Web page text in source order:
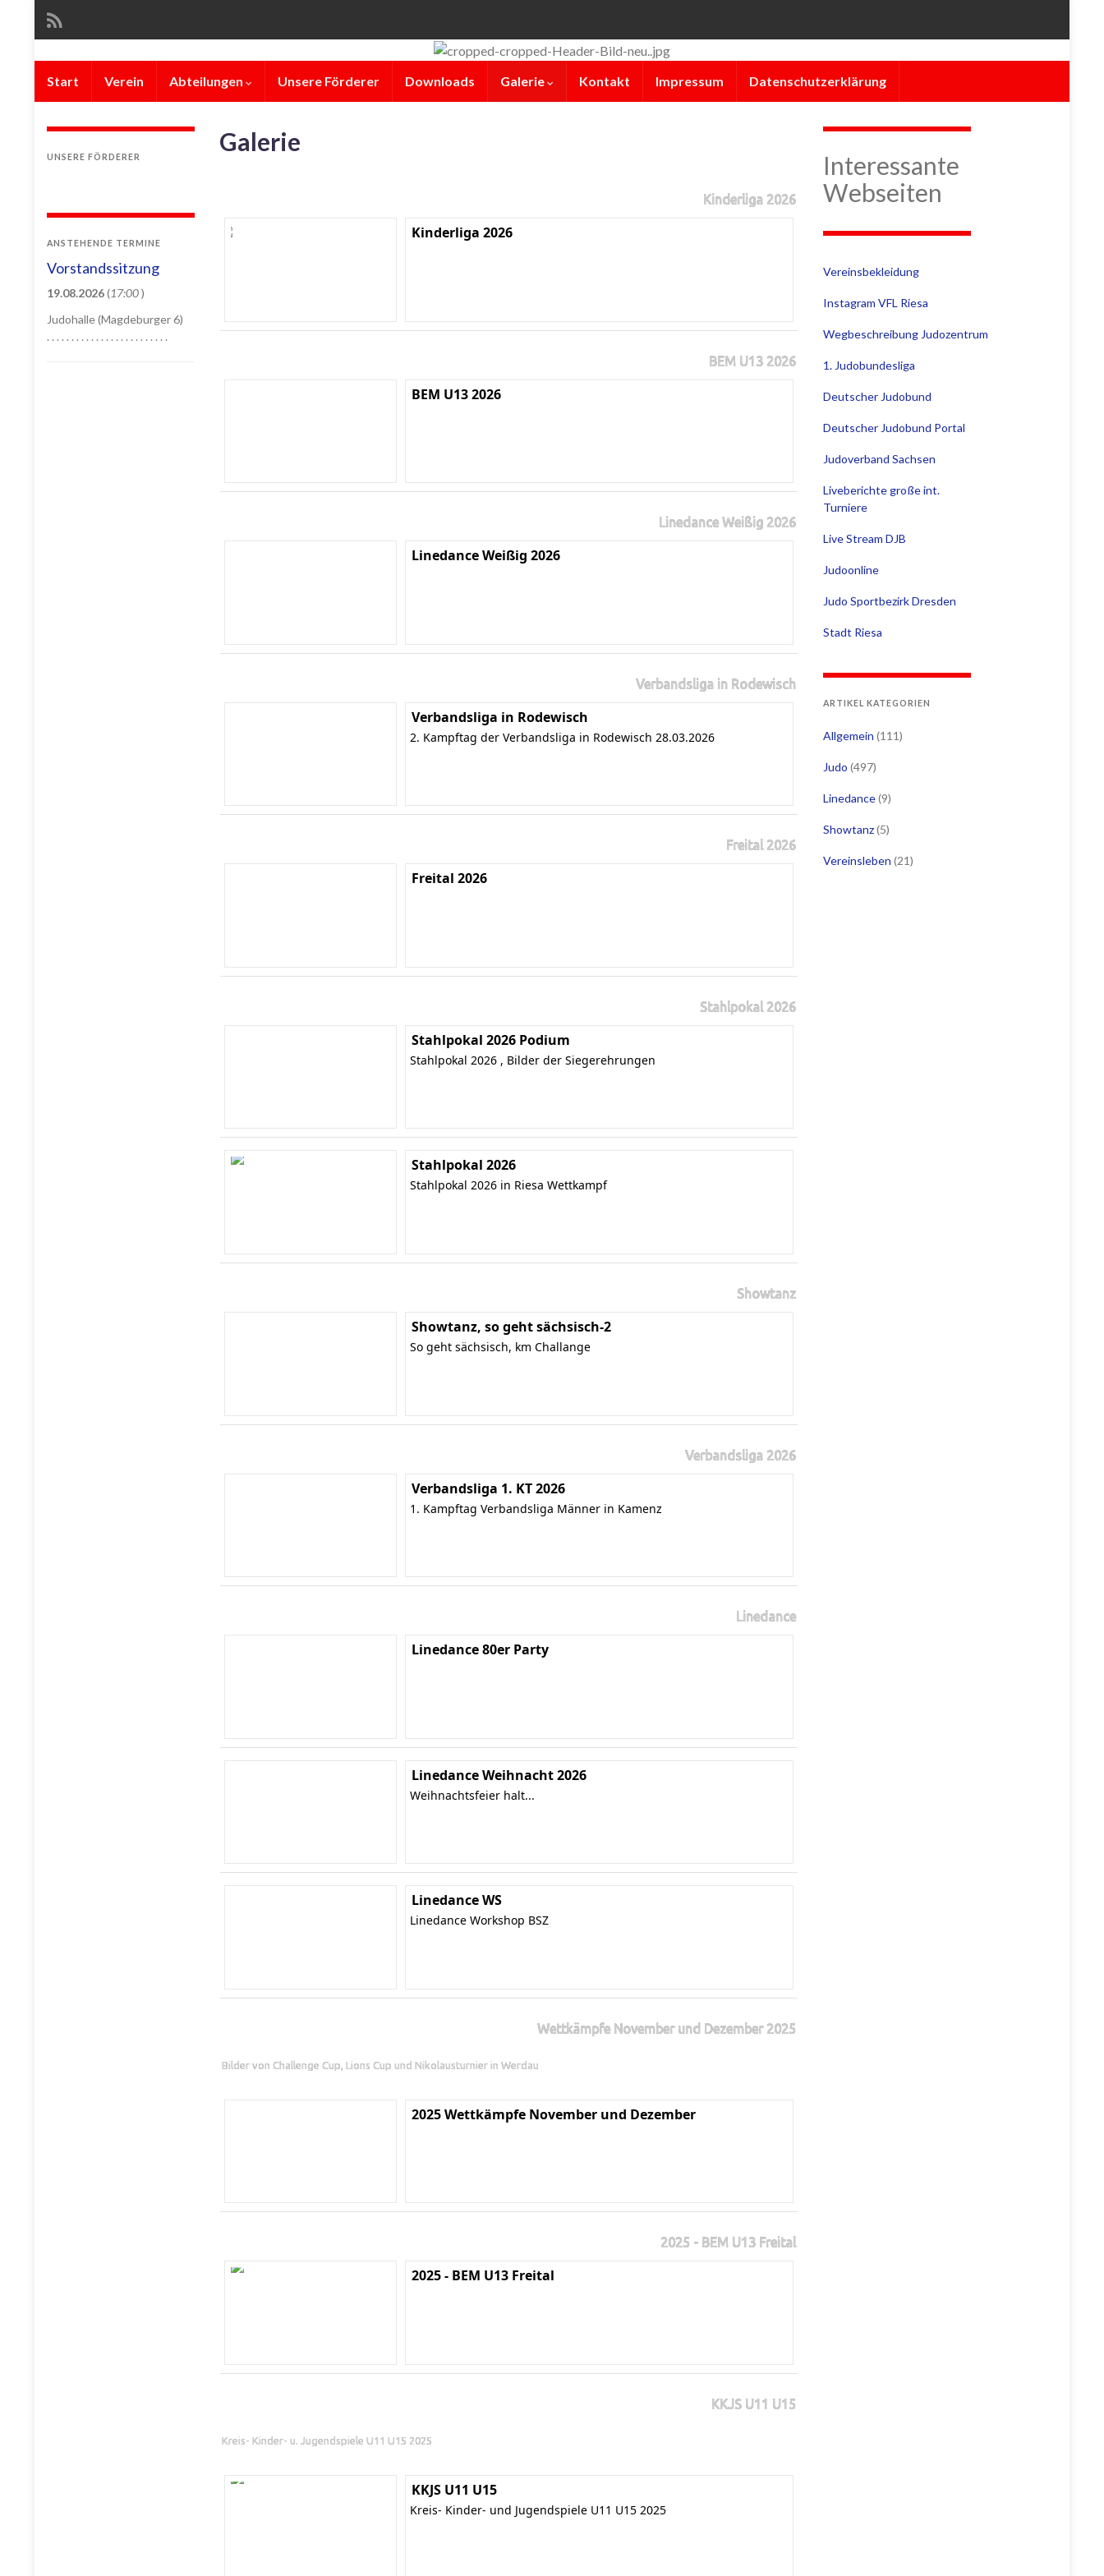
Start Verein Abteilungen Unsere Förderer Downloads Galerie Kontakt Impressum Datenschutzerklärung
Galerie
Kinderliga 2026
Kinderliga 2026
BEM U13 2026
BEM U13 2026
Linedance Weißig 2026
Linedance Weißig 2026
Verbandsliga in Rodewisch
Verbandsliga in Rodewisch
2. Kampftag der Verbandsliga in Rodewisch 28.03.2026
Freital 2026
Freital 2026
Stahlpokal 2026
Stahlpokal 2026 Podium
Stahlpokal 2026 , Bilder der Siegerehrungen
Stahlpokal 2026
Stahlpokal 2026 in Riesa Wettkampf
Showtanz
Showtanz, so geht sächsisch-2
So geht sächsisch, km Challange
Verbandsliga 2026
Verbandsliga 1. KT 2026
1. Kampftag Verbandsliga Männer in Kamenz
Linedance
Linedance 80er Party
Linedance Weihnacht 2026
Weihnachtsfeier halt...
Linedance WS
Linedance Workshop BSZ
Wettkämpfe November und Dezember 2025
Bilder von Challenge Cup, Lions Cup und Nikolausturnier in Werdau
2025 Wettkämpfe November und Dezember
2025 - BEM U13 Freital
2025 - BEM U13 Freital
KKJS U11 U15
Kreis- Kinder- u. Jugendspiele U11 U15 2025
KKJS U11 U15
Kreis- Kinder- und Jugendspiele U11 U15 2025
UNSERE FÖRDERER
ANSTEHENDE TERMINE
Vorstandssitzung
19.08.2026(17:00)
Judohalle (Magdeburger 6)
. . . . . . . . . . . . . . . . . . . . . . . . .
Interessante
Webseiten
Vereinsbekleidung
Instagram VFL Riesa
Wegbeschreibung Judozentrum
1. Judobundesliga
Deutscher Judobund
Deutscher Judobund Portal
Judoverband Sachsen
Liveberichte große int.
Turniere
Live Stream DJB
Judoonline
Judo Sportbezirk Dresden
Stadt Riesa
ARTIKEL KATEGORIEN
Allgemein (111)
Judo (497)
Linedance(9)
Showtanz(5)
Vereinsleben (21)